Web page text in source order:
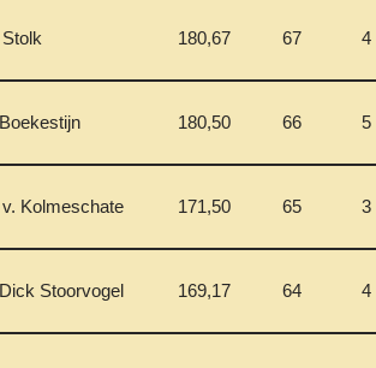
180,67 67 4
180,50 66 5
Kolmeschate 171,50 65 3
Stoorvogel 169,17 64 4